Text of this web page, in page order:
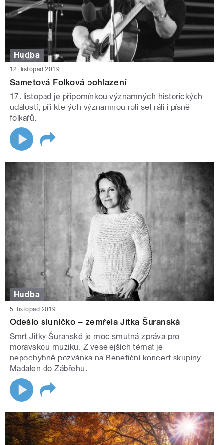
Hudba
12. listopad 2019
Sametová Folková pohlazení
17. listopad je připomínkou významných historických
událostí, při kterých významnou roli sehráli i písně
folkařů.
Hudba
5. listopad 2019
Odešlo sluníčko – zemřela Jitka Šuranská
Smrt Jitky Šuranské je moc smutná zpráva pro
moravskou muziku. Z veselejších témat je
nepochybně pozvánka na Benefiční koncert skupiny
Madalen do Zábřehu.